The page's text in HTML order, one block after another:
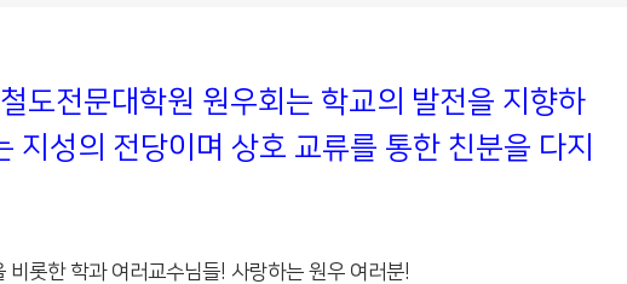
도전문대학원 원우회는 학교의 발전을 지향하
지성의 전당이며 상호 교류를 통한 친분을 다지
롯한 학과 여러교수님들! 사랑하는 원우 여러분!